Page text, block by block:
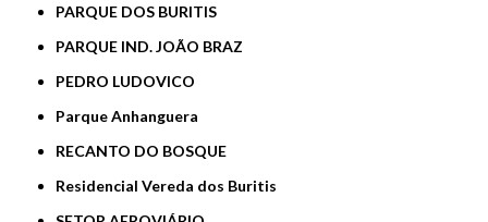
PARQUE DOS BURITIS
PARQUE IND. JOÃO BRAZ
PEDRO LUDOVICO
Parque Anhanguera
RECANTO DO BOSQUE
Residencial Vereda dos Buritis